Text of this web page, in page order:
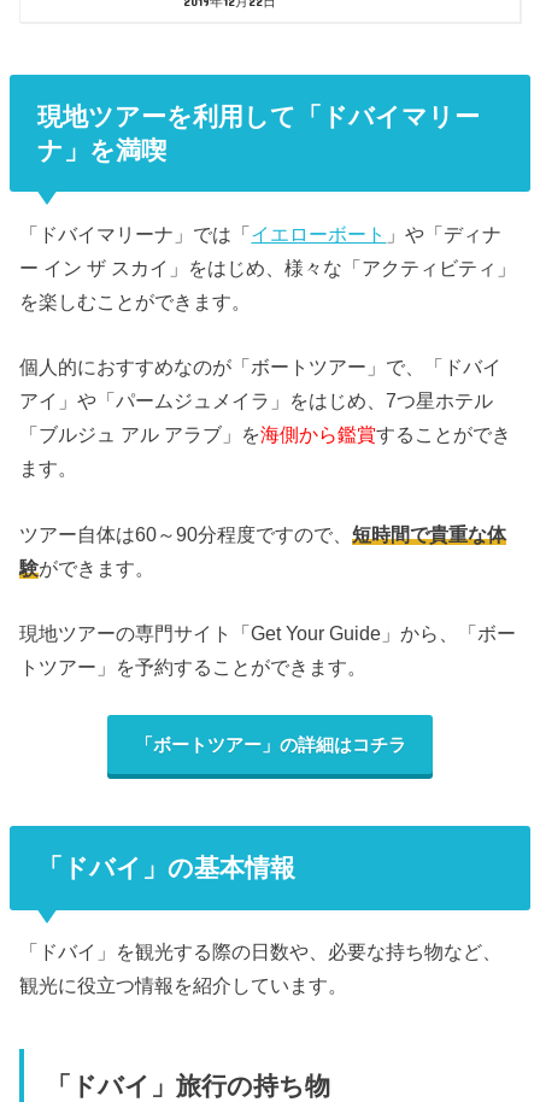
現地ツアーを利用して「ドバイマリー
ナ」を満喫
「ドバイマリーナ」では「イエローボート 」や「ディナ
ー イン ザ スカイ」をはじめ、様々な「アクティビティ」
を楽しむことができます。
個人的におすすめなのが「ボートツアー」で、「ドバイ
アイ」や「パームジュメイラ」をはじめ、7つ星ホテル
「ブルジュ アル アラブ」を海側から鑑賞することができ
ます。
ツアー自体は60～90分程度ですので、短時間で貴重な体
験ができます。
現地ツアーの専門サイト「Get Your Guide」から、「ボー
トツアー」を予約することができます。
「ボートツアー」の詳細はコチラ
「ドバイ」の基本情報
「ドバイ」を観光する際の日数や、必要な持ち物など、
観光に役立つ情報を紹介しています。
「ドバイ」旅行の持ち物